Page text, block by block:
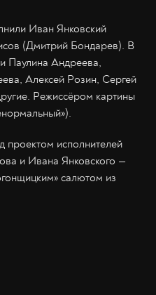
Иван Янковский
(Дмитрий Бондарев). В
Паулина Андреева,
Алексей Розин, Сергей
Режиссёром картины
проектом исполнителей
и Ивана Янковского —
салютом из